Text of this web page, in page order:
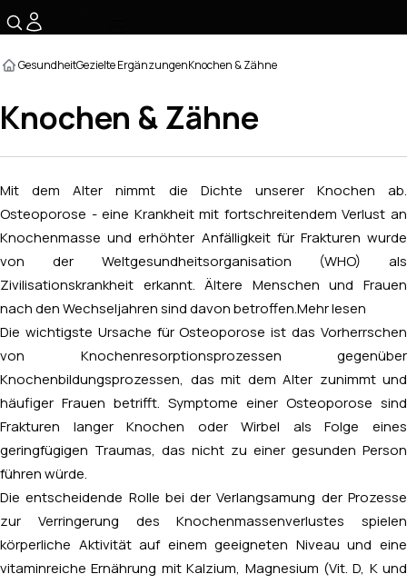
GesundheitGezielte ErgänzungenKnochen & Zähne
Knochen & Zähne
Mit dem Alter nimmt die Dichte unserer Knochen ab.
Osteoporose - eine Krankheit mit fortschreitendem Verlust an
Knochenmasse und erhöhter Anfälligkeit für Frakturen wurde
von der Weltgesundheitsorganisation (WHO) als
Zivilisationskrankheit erkannt. Ältere Menschen und Frauen
nach den Wechseljahren sind davon betroffen. Mehr lesen
Die wichtigste Ursache für Osteoporose ist das Vorherrschen
von Knochenresorptionsprozessen gegenüber
Knochenbildungsprozessen, das mit dem Alter zunimmt und
häufiger Frauen betrifft. Symptome einer Osteoporose sind
Frakturen langer Knochen oder Wirbel als Folge eines
geringfügigen Traumas, das nicht zu einer gesunden Person
führen würde.
Die entscheidende Rolle bei der Verlangsamung der Prozesse
zur Verringerung des Knochenmassenverlustes spielen
körperliche Aktivität auf einem geeigneten Niveau und eine
vitaminreiche Ernährung mit Kalzium, Magnesium (Vit. D, K und